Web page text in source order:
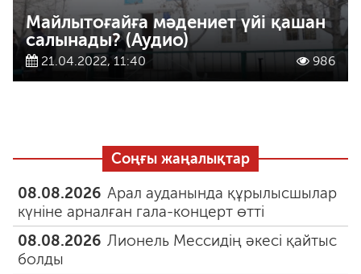
Майлытоғайға мәдениет үйі қашан
салынады? (Аудио)
21.04.2022, 11:40 986
Соңғы жаңалықтар
08.08.2026 Арал ауданында құрылысшылар
күніне арналған гала-концерт өтті
08.08.2026 Лионель Мессидің әкесі қайтыс
болды